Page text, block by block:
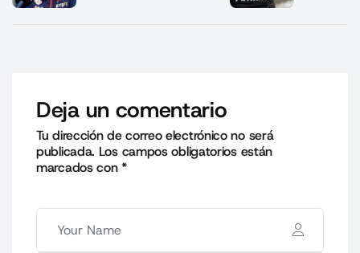
Deja un comentario
Tu dirección de correo electrónico no será
publicada. Los campos obligatorios están
marcados con*